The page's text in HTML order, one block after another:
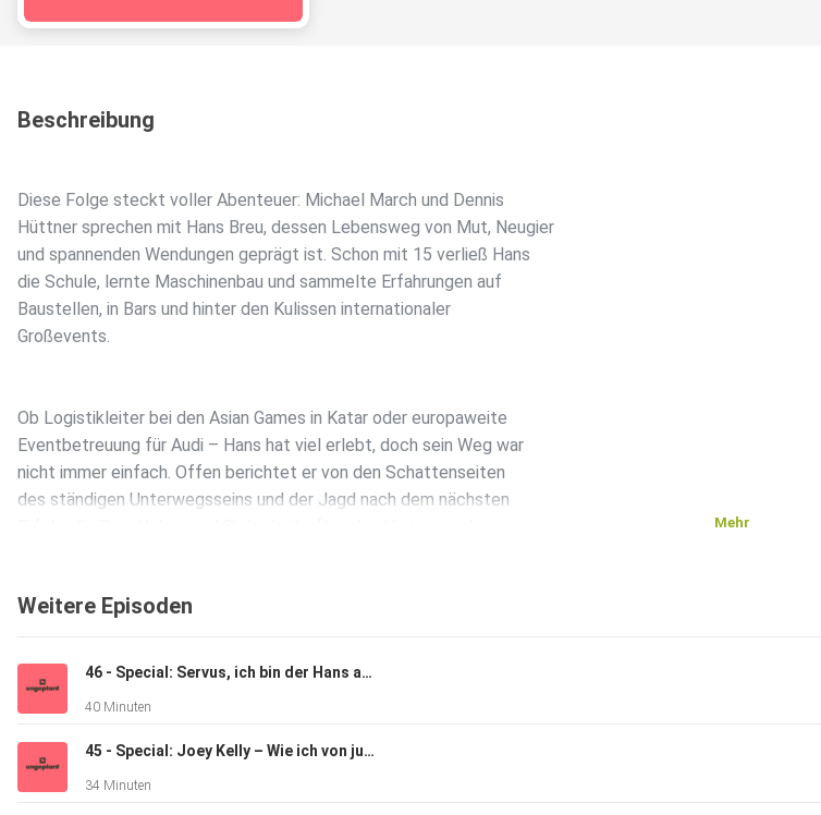
Beschreibung
Diese Folge steckt voller Abenteuer: Michael March und Dennis
Hüttner sprechen mit Hans Breu, dessen Lebensweg von Mut, Neugier
und spannenden Wendungen geprägt ist. Schon mit 15 verließ Hans
die Schule, lernte Maschinenbau und sammelte Erfahrungen auf
Baustellen, in Bars und hinter den Kulissen internationaler
Großevents.
Ob Logistikleiter bei den Asian Games in Katar oder europaweite
Eventbetreuung für Audi – Hans hat viel erlebt, doch sein Weg war
nicht immer einfach. Offen berichtet er von den Schattenseiten
des ständigen Unterwegsseins und der Jagd nach dem nächsten
Guten Hoffnung, das ihn zum Innehalten brachte. Begegnungen mit
Menschen und Kulturen haben ihn geprägt und gezeigt, wie wichtig
Reflexion und Selbstfürsorge sind.
Mehr
Weitere Episoden
46 - Special: Servus, ich bin der Hans aus dem Fliegl Agro-Center
40 Minuten
45 - Special: Joey Kelly – Wie ich von jungen Content Creator lerne
34 Minuten